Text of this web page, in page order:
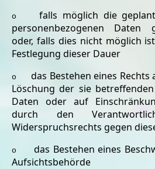
o falls möglich die
personenbezogenen Daten
oder, falls dies nicht möglich
Festlegung dieser Dauer
odas Bestehen eines
Löschung der sie
Daten oder auf
durch den
Widerspruchsrechts gegen
o das Bestehen eines
Aufsichtsbehörde